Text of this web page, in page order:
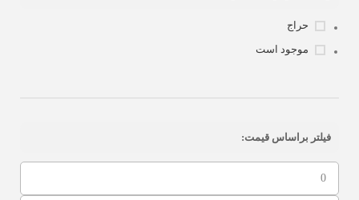
حراج
موجود است
فیلتر براساس قیمت: